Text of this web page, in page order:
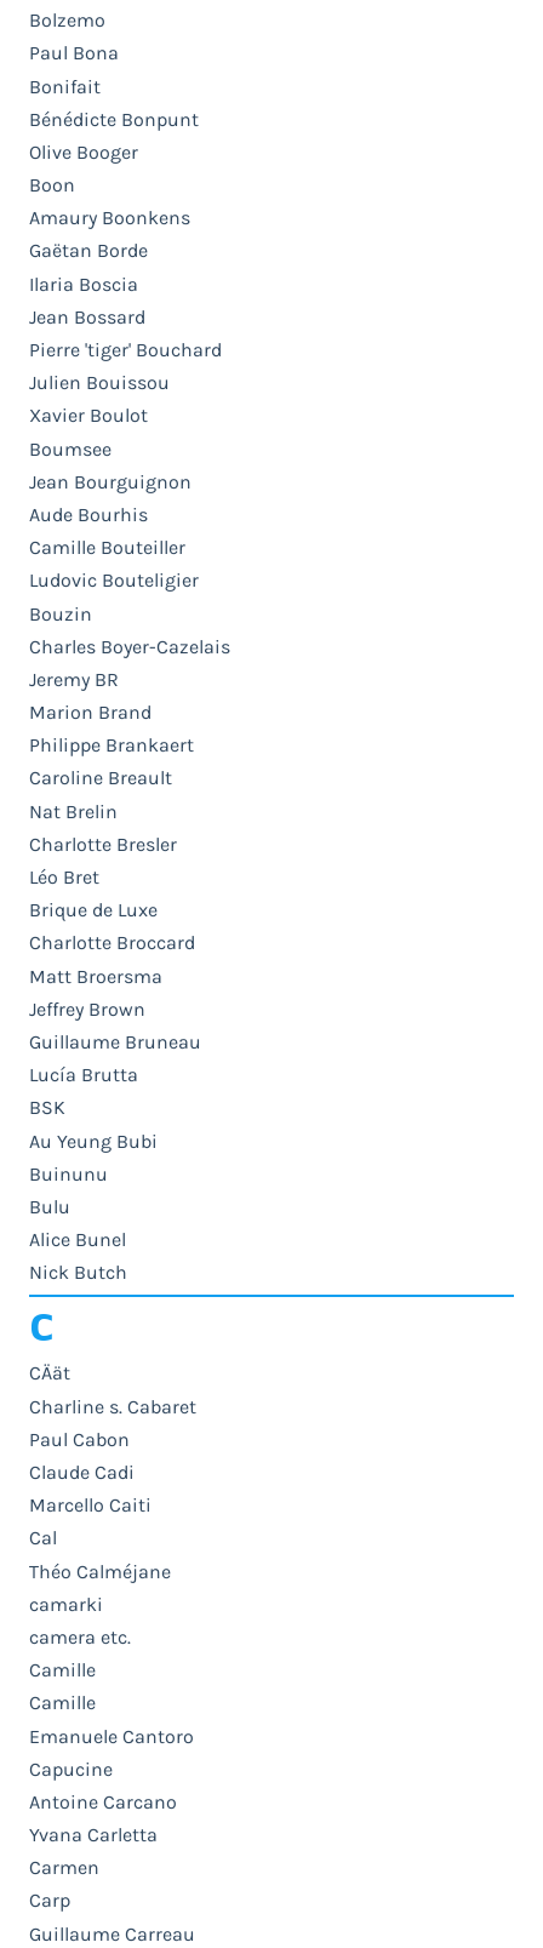
Bolzemo
Paul Bona
Bonifait
Bénédicte Bonpunt
Olive Booger
Boon
Amaury Boonkens
Gaëtan Borde
Ilaria Boscia
Jean Bossard
Pierre 'tiger' Bouchard
Julien Bouissou
Xavier Boulot
Boumsee
Jean Bourguignon
Aude Bourhis
Camille Bouteiller
Ludovic Bouteligier
Bouzin
Charles Boyer-Cazelais
Jeremy BR
Marion Brand
Philippe Brankaert
Caroline Breault
Nat Brelin
Charlotte Bresler
Léo Bret
Brique de Luxe
Charlotte Broccard
Matt Broersma
Jeffrey Brown
Guillaume Bruneau
Lucía Brutta
BSK
Au Yeung Bubi
Buinunu
Bulu
Alice Bunel
Nick Butch
C
CÄät
Charline s. Cabaret
Paul Cabon
Claude Cadi
Marcello Caiti
Cal
Théo Calméjane
camarki
camera etc.
Camille
Camille
Emanuele Cantoro
Capucine
Antoine Carcano
Yvana Carletta
Carmen
Carp
Guillaume Carreau